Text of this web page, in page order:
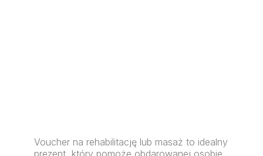
Voucher na rehabilitację lub masaż to idealny